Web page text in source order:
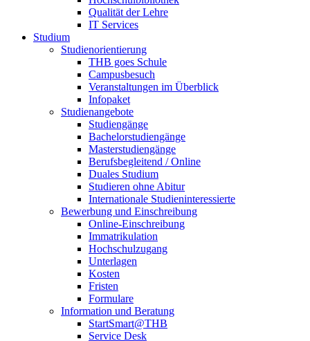
Qualität der Lehre
IT Services
Studium
Studienorientierung
THB goes Schule
Campusbesuch
Veranstaltungen im Überblick
Infopaket
Studienangebote
Studiengänge
Bachelorstudiengänge
Masterstudiengänge
Berufsbegleitend / Online
Duales Studium
Studieren ohne Abitur
Internationale Studieninteressierte
Bewerbung und Einschreibung
Online-Einschreibung
Immatrikulation
Hochschulzugang
Unterlagen
Kosten
Fristen
Formulare
Information und Beratung
StartSmart@THB
Service Desk